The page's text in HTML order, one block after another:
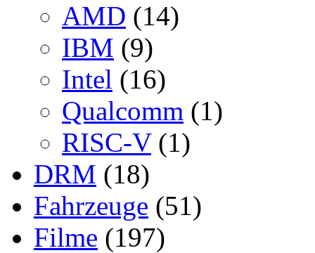
AMD (14)
IBM (9)
Intel (16)
Qualcomm (1)
RISC-V(1)
DRM (18)
Fahrzeuge (51)
Filme (197)